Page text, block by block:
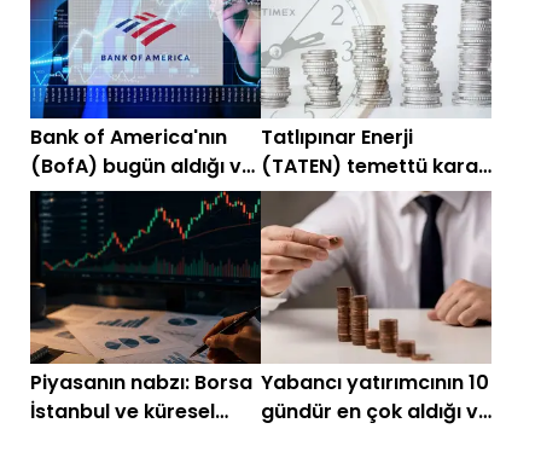
Bank of America'nın
(BofA) bugün aldığı ve
sattığı hisseler!
Tatlıpınar Enerji
(TATEN) temettü kararı
netleşti
Piyasanın nabzı: Borsa
İstanbul ve küresel
Yabancı yatırımcının 10
gündür en çok aldığı ve